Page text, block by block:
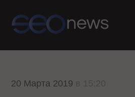
20 Марта 2019